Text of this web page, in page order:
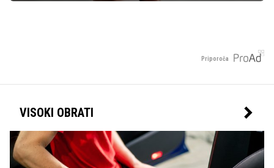
Priporoča
VISOKI OBRATI